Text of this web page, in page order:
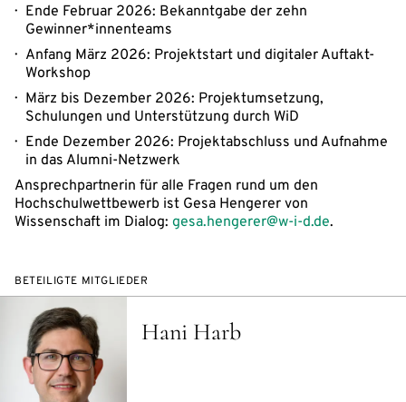
Ende Februar 2026: Bekanntgabe der zehn
Gewinner*innenteams
Anfang März 2026: Projektstart und digitaler Auftakt-
Workshop
März bis Dezember 2026: Projektumsetzung,
Schulungen und Unterstützung durch WiD
Ende Dezember 2026: Projektabschluss und Aufnahme
in das Alumni-Netzwerk
Ansprechpartnerin für alle Fragen rund um den
Hochschulwettbewerb ist Gesa Hengerer von
Wissenschaft im Dialog: gesa.hengerer@w-i-d.de.
BETEILIGTE MITGLIEDER
Hani Harb